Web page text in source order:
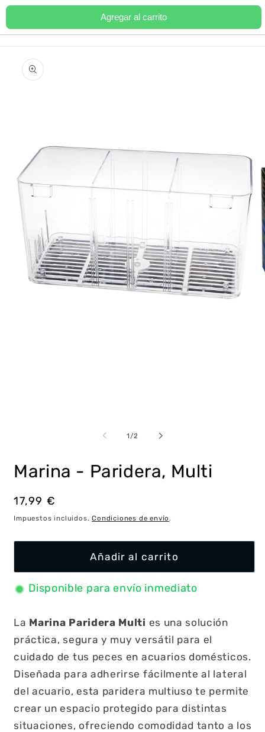
Ir
al contenido
Ir
a la
información
ventana
modal
1 /de
2
Marina - Paridera, Multi
Precio
habitual
17,99 €
Impuestos incluidos.Condiciones de envío.
Añadir al carrito
Disponible para envío inmediato
La Marina Paridera Multi es una solución
práctica, segura y muy versátil para el
cuidado de tus peces en acuarios domésticos.
Diseñada para adherirse fácilmente al lateral
del acuario, esta paridera multiuso te permite
crear un espacio protegido para distintas
situaciones, ofreciendo comodidad tanto a los
Agregar al carrito